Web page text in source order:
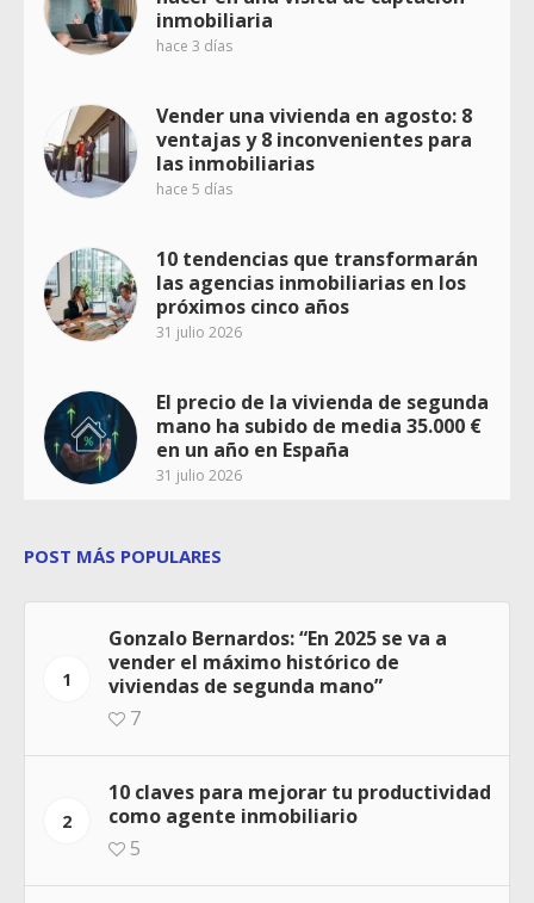
inmobiliaria
hace 3 días
Vender una vivienda en agosto: 8
ventajas y 8 inconvenientes para
las inmobiliarias
hace 5 días
10 tendencias que transformarán
las agencias inmobiliarias en los
próximos cinco años
31 julio 2026
El precio de la vivienda de segunda
mano ha subido de media 35.000 €
en un año en España
31 julio 2026
POST MÁS POPULARES
1
Gonzalo Bernardos: “En 2025 se va a
vender el máximo histórico de
viviendas de segunda mano”
7
2
10 claves para mejorar tu productividad
como agente inmobiliario
5